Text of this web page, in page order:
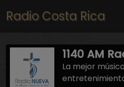
Radio Costa Rica
1140 AM
La mejor